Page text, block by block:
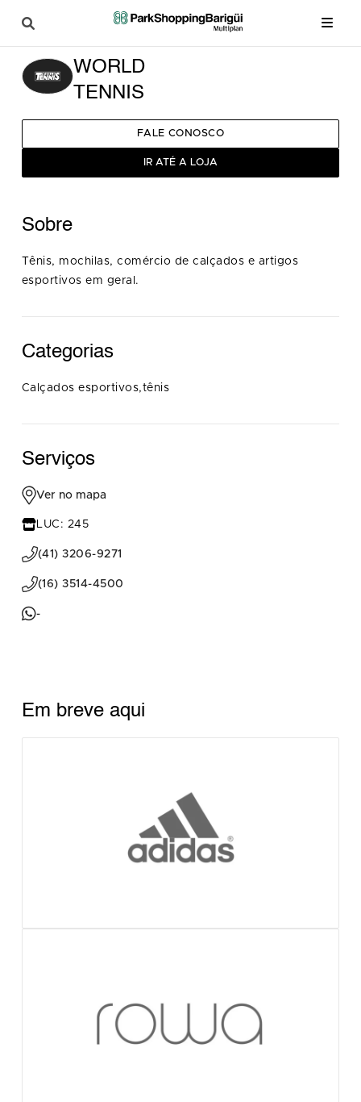
WORLD
TENNIS
FALE CONOSCO
IR ATÉ A LOJA
Sobre
Tênis, mochilas, comércio de calçados e artigos
esportivos em geral.
Categorias
Calçados esportivos,tênis
Serviços
Ver no mapa
LUC: 245
(41) 3206-9271
(16) 3514-4500
-
Em breve aqui